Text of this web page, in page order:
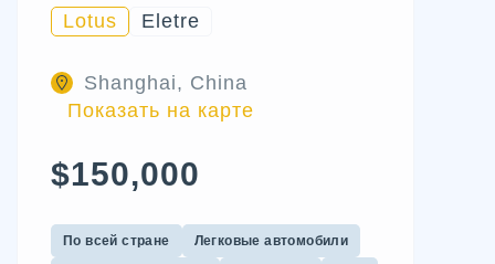
Lotus Eletre
Shanghai, China
Показать на карте
$150,000
По всей стране Легковые автомобили